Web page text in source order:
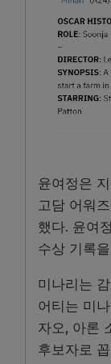
윤여정은
고담 어워
했다. 윤여
수상 기록
미나리는
어티는 미
자오, 아론
후보자로